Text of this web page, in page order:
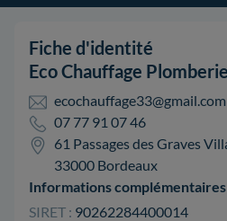
Fiche d'identité
Eco Chauffage Plomberie
ecochauffage33@gmail.com
07 77 91 07 46
61 Passages des Graves
33000 Bordeaux
Informations complémentaires
SIRET : 90262284400014